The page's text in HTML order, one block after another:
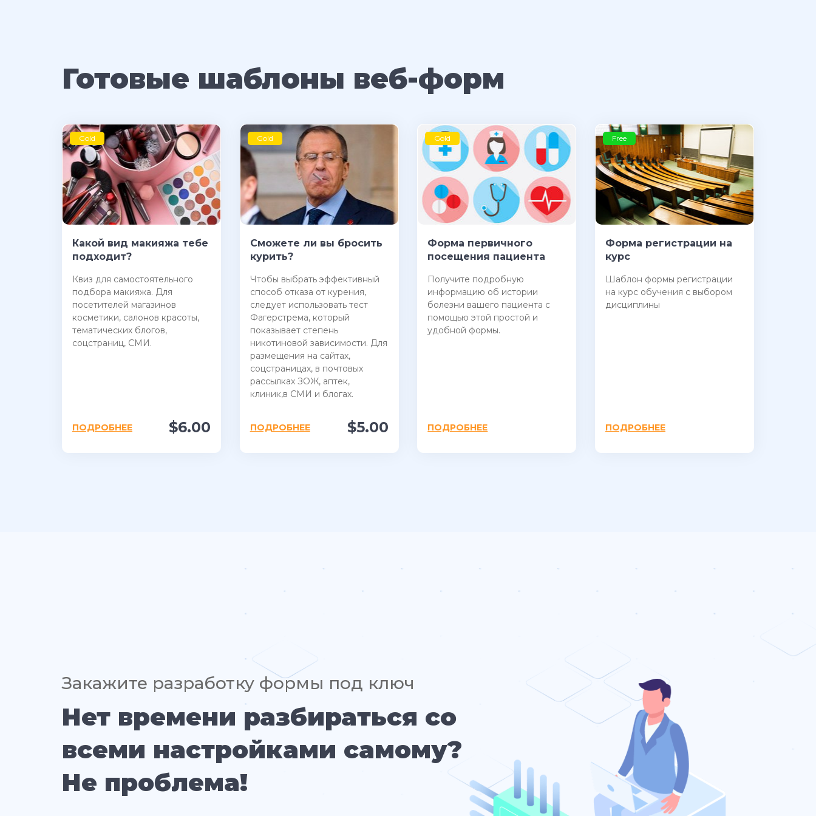
Готовые шаблоны веб-форм
Gold
Какой вид макияжа тебе
подходит?
Квиз для самостоятельного
подбора макияжа. Для
посетителей магазинов
косметики, салонов красоты,
тематических блогов,
соцстраниц, СМИ.
$6.00
ПОДРОБНЕЕ
Gold
Сможете ли вы бросить
курить?
Чтобы выбрать эффективный
способ отказа от курения,
следует использовать тест
Фагерстрема, который
показывает степень
никотиновой зависимости. Для
размещения на сайтах,
соцстраницах, в почтовых
рассылках ЗОЖ, аптек,
клиник,в СМИ и блогах.
$5.00
ПОДРОБНЕЕ
Gold
Форма первичного
посещения пациента
Получите подробную
информацию об истории
болезни вашего пациента с
помощью этой простой и
удобной формы.
ПОДРОБНЕЕ
Free
Форма регистрации на
курс
Шаблон формы регистрации
на курс обучения с выбором
дисциплины
ПОДРОБНЕЕ
Закажите разработку формы под ключ
Нет времени разбираться со
всеми настройками самому?
Не проблема!